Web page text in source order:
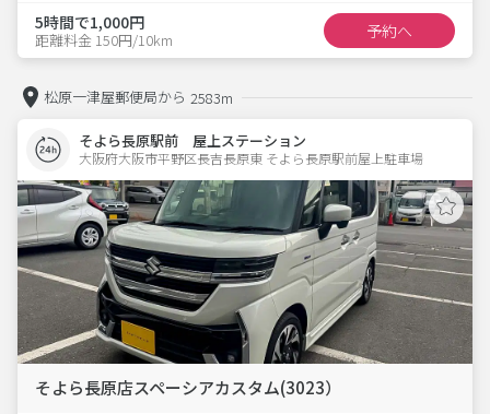
5時間で1,000円
距離料金 150円/10km 予約へ
松原一津屋郵便局から 2583m
そよら長原駅前 屋上ステーション
大阪府大阪市平野区長吉長原東 そよら長原駅前屋上駐車場
そよら長原店スペーシアカスタム(3023）